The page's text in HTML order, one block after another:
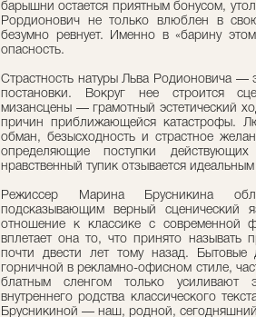
барышни остается приятным бонусом,
Рордионович не только влюблен в
безумно ревнует. Именно в «барину
опасность.
Страстность натуры Льва Родионовича —
постановки. Вокруг нее строится
мизансцены — грамотный эстетический
причин приближающейся катастрофы.
обман, безысходность и страстное
определяющие поступки
нравственный тупик отзывается
Режиссер Марина Брусникина
подсказывающим верный сценический
отношение к классике с современной
вплетает она то, что принято называть
почти двести лет тому назад.
горничной в рекламно-офисном стиле,
блатным сленгом только усиливают
внутреннего родства классического
Брусникиной — наш, родной,